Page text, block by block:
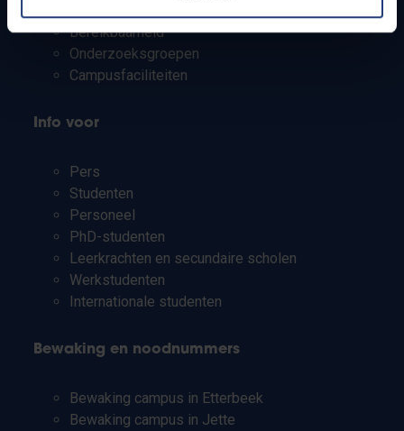
Bereikbaarheid
Onderzoeksgroepen
Campusfaciliteiten
Info voor
Pers
Studenten
Personeel
PhD-studenten
Leerkrachten en secundaire scholen
Werkstudenten
Internationale studenten
Bewaking en noodnummers
Bewaking campus in Etterbeek
Bewaking campus in Jette